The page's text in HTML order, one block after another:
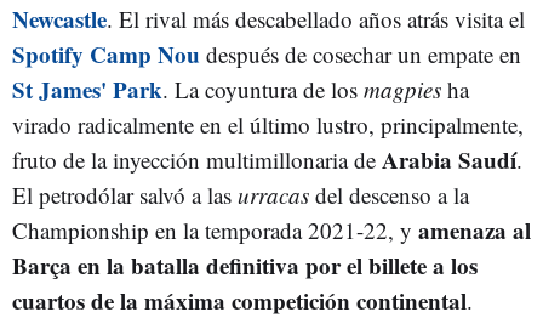
Newcastle. El rival más descabellado años atrás visita el
Spotify Camp Nou después de cosechar un empate en
St James' Park. La coyuntura de los magpies ha
virado radicalmente en el último lustro, principalmente,
fruto de la inyección multimillonaria de Arabia Saudí.
El petrodólar salvó a las urracas del descenso a la
Championship en la temporada 2021-22, y amenaza al
Barça en la batalla definitiva por el billete a los
cuartos de la máxima competición continental.